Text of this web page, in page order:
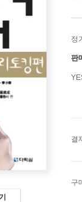
정
판
결
구